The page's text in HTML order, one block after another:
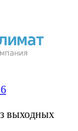
выходных